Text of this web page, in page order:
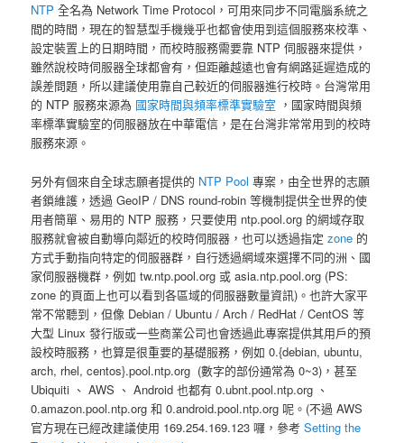
NTP 全名為 Network Time Protocol，可用來同步不同電腦系統之
間的時間，現在的智慧型手機幾乎也都會使用到這個服務來校準、
設定裝置上的日期時間，而校時服務需要靠 NTP 伺服器來提供，
雖然說校時伺服器全球都會有，但距離越遠也會有網路延遲造成的
誤差問題，所以建議使用靠自己較近的伺服器進行校時。台灣常用
的 NTP 服務來源為 國家時間與頻率標準實驗室 ，國家時間與頻
率標準實驗室的伺服器放在中華電信，是在台灣非常常用到的校時
服務來源。
另外有個來自全球志願者提供的 NTP Pool 專案，由全世界的志願
者鎖維護，透過 GeoIP / DNS round-robin 等機制提供全世界的使
用者簡單、易用的 NTP 服務，只要使用 ntp.pool.org 的網域存取
服務就會被自動導向鄰近的校時伺服器，也可以透過指定zone 的
方式手動指向特定的伺服器群，自行透過網域來選擇不同的洲、國
家伺服器機群，例如 tw.ntp.pool.org 或 asia.ntp.pool.org (PS:
zone 的頁面上也可以看到各區域的伺服器數量資訊)。也許大家平
常不常聽到，但像 Debian / Ubuntu / Arch / RedHat / CentOS 等
大型 Linux 發行版或一些商業公司也會透過此專案提供其用戶的預
設校時服務，也算是很重要的基礎服務，例如 0.{debian, ubuntu,
arch, rhel, centos}.pool.ntp.org (數字的部份通常為 0~3)，甚至
Ubiquiti 、 AWS 、 Android 也都有 0.ubnt.pool.ntp.org 、
0.amazon.pool.ntp.org 和 0.android.pool.ntp.org 呢。(不過 AWS
官方現在已經改建議使用 169.254.169.123 囉，參考Setting the